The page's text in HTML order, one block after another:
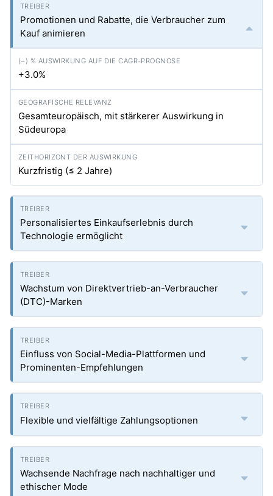
Promotionen und Rabatte, die Verbraucher zum
Kauf animieren
+3.0%
Gesamteuropäisch, mit stärkerer Auswirkung in
Südeuropa
Kurzfristig (≤ 2 Jahre)
Personalisiertes Einkaufserlebnis durch
Technologie ermöglicht
Wachstum von Direktvertrieb-an-Verbraucher
(DTC)-Marken
Einfluss von Social-Media-Plattformen und
Prominenten-Empfehlungen
Flexible und vielfältige Zahlungsoptionen
Wachsende Nachfrage nach nachhaltiger und
ethischer Mode